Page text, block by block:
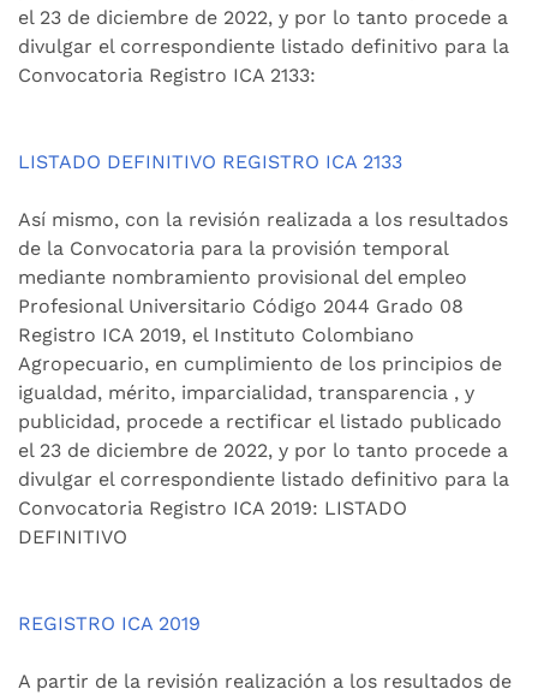
el 23 de diciembre de 2022, y por lo tanto procede a
divulgar el correspondiente listado definitivo para la
Convocatoria Registro ICA 2133:
LISTADO DEFINITIVO REGISTRO ICA 2133
Así mismo, con la revisión realizada a los resultados
de la Convocatoria para la provisión temporal
mediante nombramiento provisional del empleo
Profesional Universitario Código 2044 Grado 08
Registro ICA 2019, el Instituto Colombiano
Agropecuario, en cumplimiento de los principios de
igualdad, mérito, imparcialidad, transparencia , y
publicidad, procede a rectificar el listado publicado
el 23 de diciembre de 2022, y por lo tanto procede a
divulgar el correspondiente listado definitivo para la
Convocatoria Registro ICA 2019: LISTADO
DEFINITIVO
REGISTRO ICA 2019
A partir de la revisión realización a los resultados de